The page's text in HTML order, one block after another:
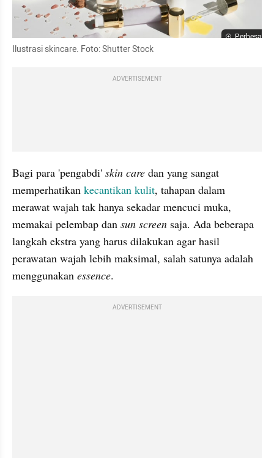
Perbesar
Ilustrasi skincare. Foto: Shutter Stock
ADVERTISEMENT
Bagi para 'pengabdi' skin care dan yang sangat
memperhatikan kecantikan kulit, tahapan dalam
merawat wajah tak hanya sekadar mencuci muka,
memakai pelembap dan sun screen saja. Ada beberapa
langkah ekstra yang harus dilakukan agar hasil
perawatan wajah lebih maksimal, salah satunya adalah
menggunakan essence.
ADVERTISEMENT